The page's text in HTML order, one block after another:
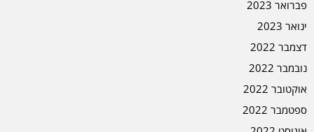
פברואר 2023
ינואר 2023
דצמבר 2022
נובמבר 2022
אוקטובר 2022
ספטמבר 2022